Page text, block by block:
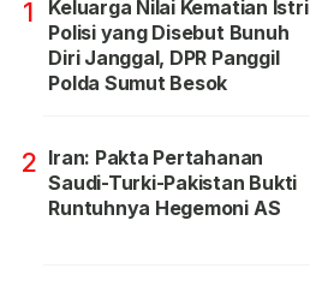
1
Keluarga Nilai Kematian Istri
Polisi yang Disebut Bunuh
Diri Janggal, DPR Panggil
Polda Sumut Besok
2 Iran: Pakta Pertahanan
Saudi-Turki-Pakistan Bukti
Runtuhnya Hegemoni AS